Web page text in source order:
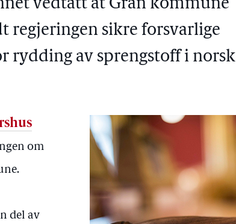
vedtatt at Gran kommune
regjeringen sikre forsvarlige
rydding av sprengstoff i norsk
om
del av